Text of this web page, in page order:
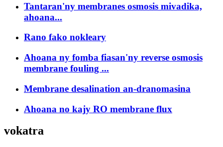
Tantaran'ny membranes osmosis mivadika,
ahoana...
Rano fako nokleary
Ahoana ny fomba fiasan'ny reverse osmosis
membrane fouling ...
Membrane desalination an-dranomasina
Ahoana no kajy RO membrane flux
vokatra